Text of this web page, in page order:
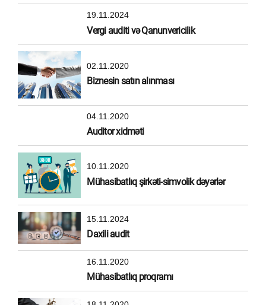
19.11.2024
Vergi auditi və Qanunvericilik
02.11.2020
Biznesin satın alınması
04.11.2020
Auditor xidməti
10.11.2020
Mühasibatlıq şirkəti-simvolik dəyərlər
15.11.2024
Daxili audit
16.11.2020
Mühasibatlıq proqramı